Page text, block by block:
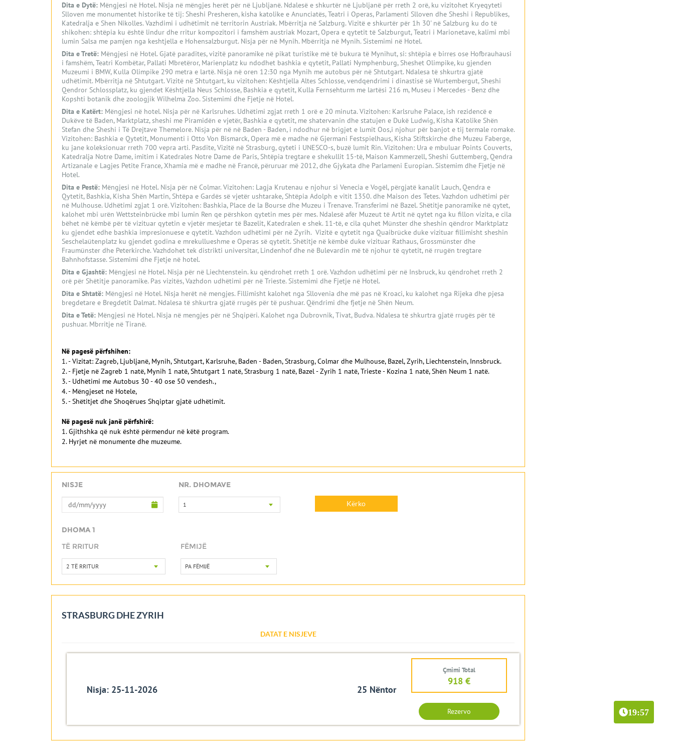
Dita e Dytë: Mëngjesi në Hotel. Nisja në mëngjes herët për në Ljubljanë. Ndalesë e shkurtër në Ljubljanë për rreth 2 orë, ku vizitohet Kryeqyteti
Slloven me monumentet historike të tij: Sheshi Presheren, kisha katolike e Anunciatës, Teatri i Operas, Parlamenti Slloven dhe Sheshi i Republikes,
Katedralja e Shen Nikolles. Vazhdimi i udhëtimit në territorin Austriak. Mbërritja në Salzburg. Vizitë e shkurtër për 1h 30' në Salzburg ku do të
shikohen: shtëpia ku është lindur dhe rritur kompozitori i famshëm austriak Mozart, Opera e qytetit të Salzburgut, Teatri i Marionetave, kalimi mbi
lumin Salsa me pamjen nga keshtjella e Hohensalzburgut. Nisja për në Mynih. Mbërritja në Mynih. Sistemimi në Hotel.
Dita e Tretë: Mëngjesi në Hotel. Gjatë paradites, vizitë panoramike në pikat turistike më të bukura të Mynihut, si: shtëpia e birres ose Hofbrauhausi
i famshëm, Teatri Kombëtar, Pallati Mbretëror, Marienplatz ku ndodhet bashkia e qytetit, Pallati Nymphenburg, Sheshet Olimpike, ku gjenden
Muzeumi i BMW, Kulla Olimpike 290 metra e lartë. Nisja në oren 12:30 nga Mynih me autobus për në Shtutgart. Ndalesa të shkurtra gjatë
udhëtimit. Mbërritja në Shtutgart. Vizitë në Shtutgart, ku vizitohen: Kështjella Altes Schlosse, vendqendrimi i dinastisë së Wurtembergut, Sheshi
Qendror Schlossplatz, ku gjendet Kështjella Neus Schlosse, Bashkia e qytetit, Kulla Fernsehturm me lartësi 216 m, Museu i Mercedes - Benz dhe
Kopshti botanik dhe zoologjik Wilhelma Zoo. Sistemimi dhe Fjetje në Hotel.
Dita e Katërt: Mëngjesi në hotel. Nisja për në Karlsruhes. Udhëtimi zgjat rreth 1 orë e 20 minuta. Vizitohen: Karlsruhe Palace, ish rezidencë e
Dukëve të Baden, Marktplatz, sheshi me Piramidën e vjetër, Bashkia e qytetit, me shatervanin dhe statujen e Dukë Ludwig, Kisha Katolike Shën
Stefan dhe Sheshi i Të Drejtave Themelore. Nisja për në në Baden - Baden, i ndodhur në brigjet e lumit Oos,i njohur për banjot e tij termale romake.
Vizitohen: Bashkia e Qytetit, Monumenti i Otto Von Bismarck, Opera më e madhe në Gjermani Festspielhaus, Kisha Stiftskirche dhe Muzeu Faberge,
ku jane koleksionuar rreth 700 vepra arti. Pasdite, Vizitë në Strasburg, qyteti i UNESCO-s, buzë lumit Rin. Vizitohen: Ura e mbuluar Points Couverts,
Katedralja Notre Dame, imitim i Katedrales Notre Dame de Paris, Shtëpia tregtare e shekullit 15-të, Maison Kammerzell, Sheshi Guttemberg, Qendra
Artizanale e Lagjes Petite France, Xhamia më e madhe në Francë, përuruar më 2012, dhe Gjykata dhe Parlameni Europian. Sistemim dhe Fjetje në
Hotel.
Dita e Pestë: Mëngjesi në Hotel. Nisja për në Colmar. Vizitohen: Lagja Krutenau e njohur si Venecia e Vogël, përgjatë kanalit Lauch, Qendra e
Qytetit, Bashkia, Kisha Shën Martin, Shtëpa e Gardës së vjetër ushtarake, Shtëpia Adolph e vitit 1350. dhe Maison des Tetes. Vazhdon udhëtimi për
në Mulhouse. Udhëtimi zgjat 1 orë. Vizitohen: Bashkia, Place de la Bourse dhe Muzeu i Trenave. Transferimi në Bazel. Shëtitje panoramike në qytet,
kalohet mbi urën Wettsteinbrücke mbi lumin Ren qe përshkon qytetin mes për mes. Ndalesë afër Muzeut të Artit në qytet nga ku fillon vizita, e cila
bëhet në këmbë për të vizituar qytetin e vjetër mesjetar të Bazelit, Katedralen e shek. 11-të, e cila quhet Münster dhe sheshin qëndror Marktplatz
ku gjendet edhe bashkia impresionuese e qytetit. Vazhdon udhëtimi për në Zyrih. Vizitë e qytetit nga Quaibrücke duke vizituar fillimisht sheshin
Seschelaütenplatz ku gjendet godina e mrekullueshme e Operas së qytetit. Shëtitje në këmbë duke vizituar Rathaus, Grossmünster dhe
Fraumünster dhe Peterkirche. Vazhdohet tek distrikti universitar, Lindenhof dhe në Bulevardin më të njohur të qytetit, në rrugën tregtare
Bahnhofstasse. Sistemimi dhe Fjetje në hotel.
Dita e Gjashtë: Mëngjesi në Hotel. Nisja për në Liechtenstein. ku qëndrohet rreth 1 orë. Vazhdon udhëtimi për në Insbruck, ku qëndrohet rreth 2
orë për Shëtitje panoramike. Pas vizitës, Vazhdon udhëtimi për në Trieste. Sistemimi dhe Fjetje në Hotel.
Dita e Shtatë: Mëngjesi në Hotel. Nisja herët në mengjes. Fillimisht kalohet nga Sllovenia dhe më pas në Kroaci, ku kalohet nga Rijeka dhe pjesa
bregdetare e Bregdetit Dalmat. Ndalesa të shkurtra gjatë rrugës për të pushuar. Qëndrimi dhe fjetje në Shën Neum.
Dita e Tetë: Mëngjesi në Hotel. Nisja në mengjes për në Shqipëri. Kalohet nga Dubrovnik, Tivat, Budva. Ndalesa të shkurtra gjatë rrugës për të
pushuar. Mbrritje në Tiranë.
Në pagesë përfshihen:
1. - Vizitat: Zagreb, Ljubljanë, Mynih, Shtutgart, Karlsruhe, Baden - Baden, Strasburg, Colmar dhe Mulhouse, Bazel, Zyrih, Liechtenstein, Innsbruck.
2. - Fjetje në Zagreb 1 natë, Mynih 1 natë, Shtutgart 1 natë, Strasburg 1 natë, Bazel - Zyrih 1 natë, Trieste - Kozina 1 natë, Shën Neum 1 natë.
3. - Udhëtimi me Autobus 30 - 40 ose 50 vendesh.,
4. - Mëngjeset në Hotele,
5. - Shëtitjet dhe Shoqërues Shqiptar gjatë udhëtimit.
Në pagesë nuk janë përfshirë:
1. Gjithshka që nuk është përmendur në këtë program.
2. Hyrjet në monumente dhe muzeume.
NISJE NR. DHOMAVE
1
DHOMA 1
TË RRITUR
2 TË RRITUR
FËMIJË
PA FËMIJË
STRASBURG DHE ZYRIH
DATAT E NISJEVE
Nisja: 25-11-2026 25 Nëntor
Çmimi Total
918 €
Rezervo 19:57